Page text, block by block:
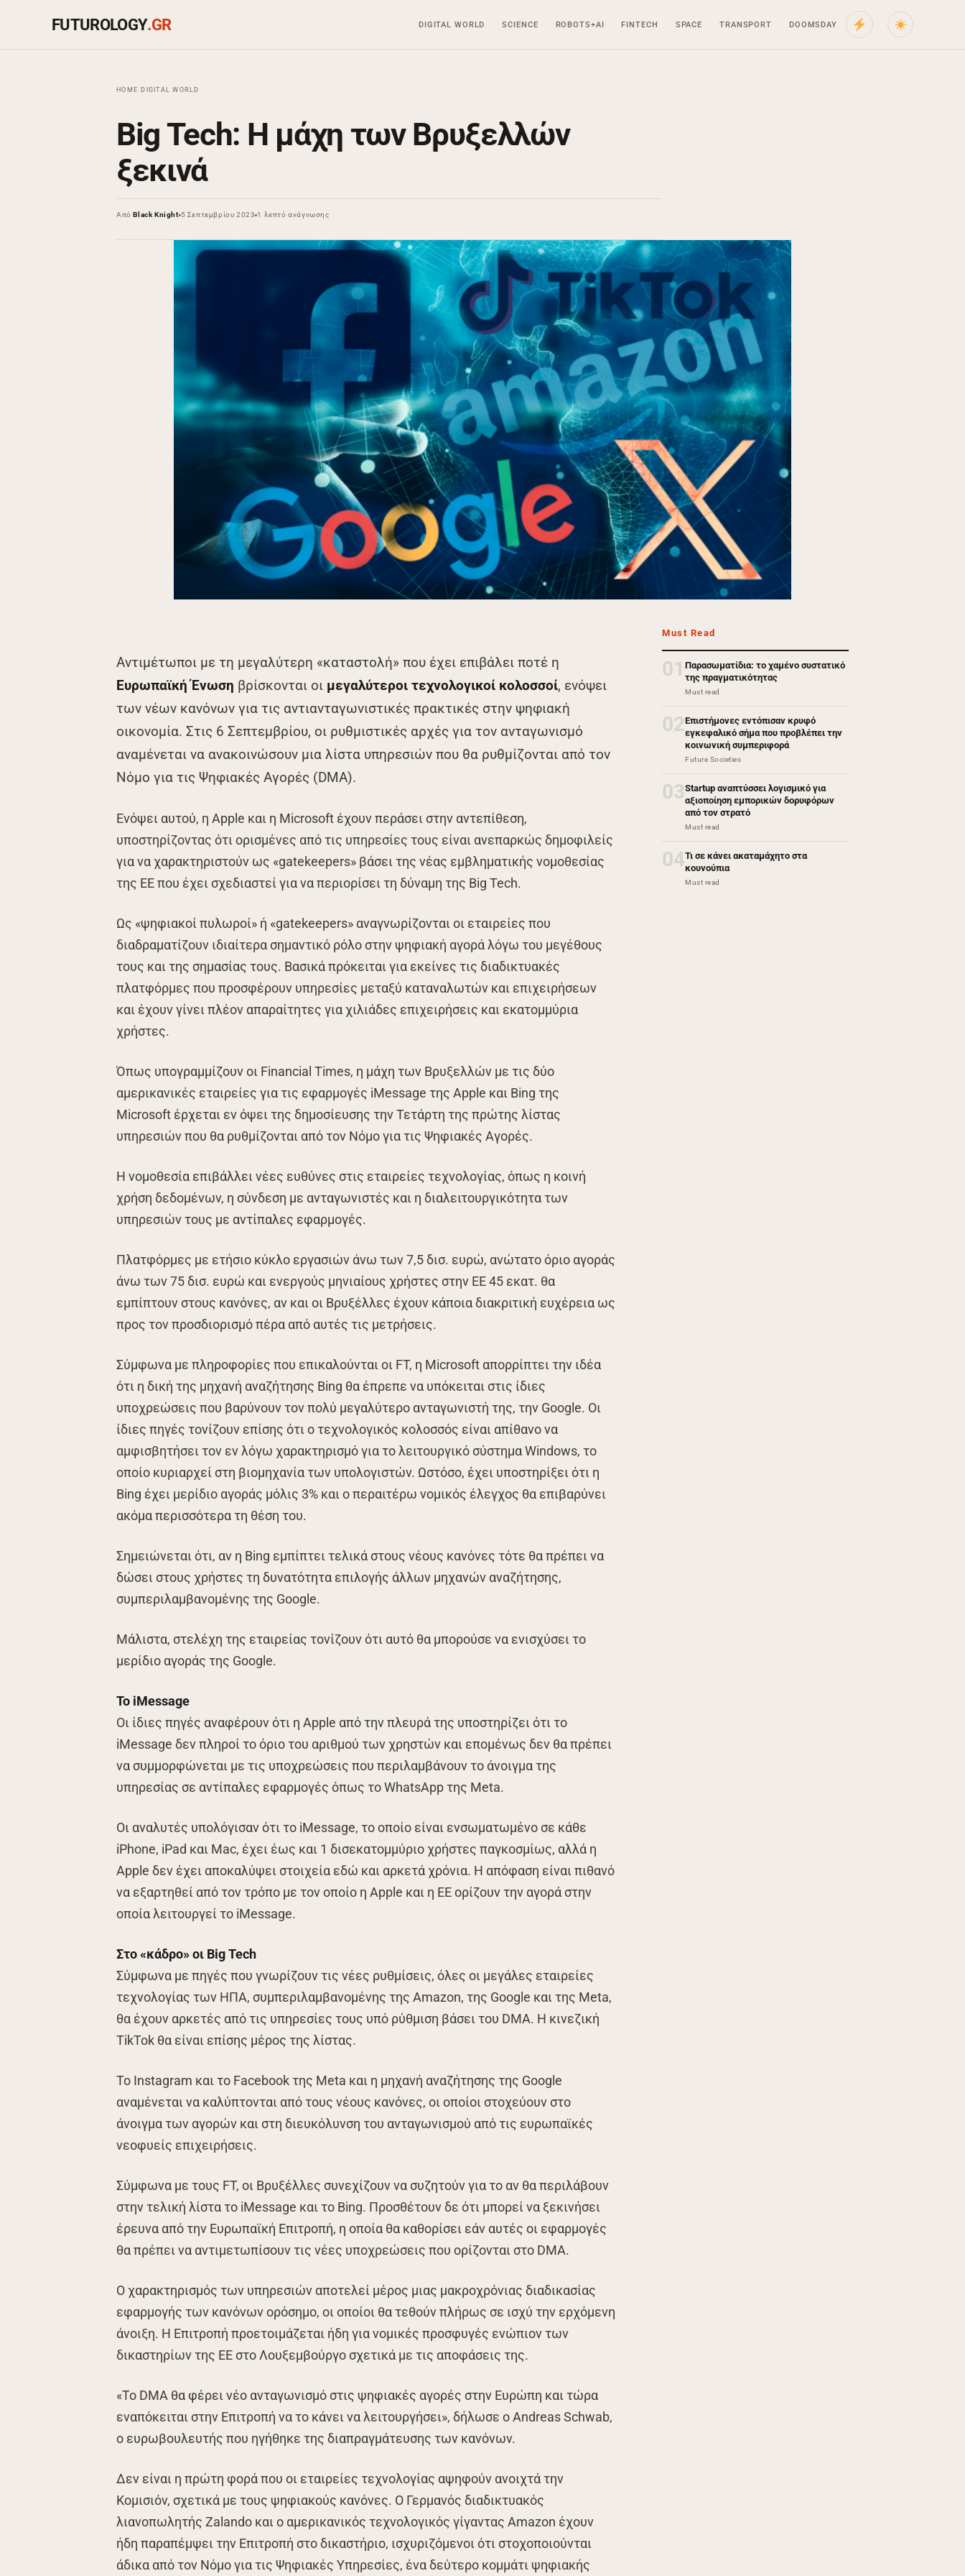
FUTUROLOGY.GR DIGITAL WORLD SCIENCE ROBOTS+AI FINTECH SPACE TRANSPORT DOOMSDAY
HOME DIGITAL WORLD
Big Tech: Η μάχη των Βρυξελλών
ξεκινά
Από Black Knight 5 Σεπτεμβρίου 2023 1 λεπτό ανάγνωσης
Αντιμέτωποι με τη μεγαλύτερη «καταστολή» που έχει επιβάλει ποτέ η
Ευρωπαϊκή Ένωση βρίσκονται οι μεγαλύτεροι τεχνολογικοί κολοσσοί, ενόψει
των νέων κανόνων για τις αντιανταγωνιστικές πρακτικές στην ψηφιακή
οικονομία. Στις 6 Σεπτεμβρίου, οι ρυθμιστικές αρχές για τον ανταγωνισμό
αναμένεται να ανακοινώσουν μια λίστα υπηρεσιών που θα ρυθμίζονται από τον
Νόμο για τις Ψηφιακές Αγορές (DMA).
Ενόψει αυτού, η Apple και η Microsoft έχουν περάσει στην αντεπίθεση,
υποστηρίζοντας ότι ορισμένες από τις υπηρεσίες τους είναι ανεπαρκώς δημοφιλείς
για να χαρακτηριστούν ως «gatekeepers» βάσει της νέας εμβληματικής νομοθεσίας
της ΕΕ που έχει σχεδιαστεί για να περιορίσει τη δύναμη της Big Tech.
Ως «ψηφιακοί πυλωροί» ή «gatekeepers» αναγνωρίζονται οι εταιρείες που
διαδραματίζουν ιδιαίτερα σημαντικό ρόλο στην ψηφιακή αγορά λόγω του μεγέθους
τους και της σημασίας τους. Βασικά πρόκειται για εκείνες τις διαδικτυακές
πλατφόρμες που προσφέρουν υπηρεσίες μεταξύ καταναλωτών και επιχειρήσεων
και έχουν γίνει πλέον απαραίτητες για χιλιάδες επιχειρήσεις και εκατομμύρια
χρήστες.
Όπως υπογραμμίζουν οι Financial Times, η μάχη των Βρυξελλών με τις δύο
αμερικανικές εταιρείες για τις εφαρμογές iMessage της Apple και Bing της
Microsoft έρχεται εν όψει της δημοσίευσης την Τετάρτη της πρώτης λίστας
υπηρεσιών που θα ρυθμίζονται από τον Νόμο για τις Ψηφιακές Αγορές.
Η νομοθεσία επιβάλλει νέες ευθύνες στις εταιρείες τεχνολογίας, όπως η κοινή
χρήση δεδομένων, η σύνδεση με ανταγωνιστές και η διαλειτουργικότητα των
υπηρεσιών τους με αντίπαλες εφαρμογές.
Πλατφόρμες με ετήσιο κύκλο εργασιών άνω των 7,5 δισ. ευρώ, ανώτατο όριο αγοράς
άνω των 75 δισ. ευρώ και ενεργούς μηνιαίους χρήστες στην ΕΕ 45 εκατ. θα
εμπίπτουν στους κανόνες, αν και οι Βρυξέλλες έχουν κάποια διακριτική ευχέρεια ως
προς τον προσδιορισμό πέρα από αυτές τις μετρήσεις.
Σύμφωνα με πληροφορίες που επικαλούνται οι FT, η Microsoft απορρίπτει την ιδέα
ότι η δική της μηχανή αναζήτησης Bing θα έπρεπε να υπόκειται στις ίδιες
υποχρεώσεις που βαρύνουν τον πολύ μεγαλύτερο ανταγωνιστή της, την Google. Οι
ίδιες πηγές τονίζουν επίσης ότι ο τεχνολογικός κολοσσός είναι απίθανο να
αμφισβητήσει τον εν λόγω χαρακτηρισμό για το λειτουργικό σύστημα Windows, το
οποίο κυριαρχεί στη βιομηχανία των υπολογιστών. Ωστόσο, έχει υποστηρίξει ότι η
Bing έχει μερίδιο αγοράς μόλις 3% και ο περαιτέρω νομικός έλεγχος θα επιβαρύνει
ακόμα περισσότερα τη θέση του.
Σημειώνεται ότι, αν η Bing εμπίπτει τελικά στους νέους κανόνες τότε θα πρέπει να
δώσει στους χρήστες τη δυνατότητα επιλογής άλλων μηχανών αναζήτησης,
συμπεριλαμβανομένης της Google.
Μάλιστα, στελέχη της εταιρείας τονίζουν ότι αυτό θα μπορούσε να ενισχύσει το
μερίδιο αγοράς της Google.
Το iMessage
Οι ίδιες πηγές αναφέρουν ότι η Apple από την πλευρά της υποστηρίζει ότι το
iMessage δεν πληροί το όριο του αριθμού των χρηστών και επομένως δεν θα πρέπει
να συμμορφώνεται με τις υποχρεώσεις που περιλαμβάνουν το άνοιγμα της
υπηρεσίας σε αντίπαλες εφαρμογές όπως το WhatsApp της Meta.
Οι αναλυτές υπολόγισαν ότι το iMessage, το οποίο είναι ενσωματωμένο σε κάθε
iPhone, iPad και Mac, έχει έως και 1 δισεκατομμύριο χρήστες παγκοσμίως, αλλά η
Apple δεν έχει αποκαλύψει στοιχεία εδώ και αρκετά χρόνια. Η απόφαση είναι πιθανό
να εξαρτηθεί από τον τρόπο με τον οποίο η Apple και η ΕΕ ορίζουν την αγορά στην
οποία λειτουργεί το iMessage.
Στο «κάδρο» οι Big Tech
Σύμφωνα με πηγές που γνωρίζουν τις νέες ρυθμίσεις, όλες οι μεγάλες εταιρείες
τεχνολογίας των ΗΠΑ, συμπεριλαμβανομένης της Amazon, της Google και της Meta,
θα έχουν αρκετές από τις υπηρεσίες τους υπό ρύθμιση βάσει του DMA. Η κινεζική
TikTok θα είναι επίσης μέρος της λίστας.
Το Instagram και το Facebook της Meta και η μηχανή αναζήτησης της Google
αναμένεται να καλύπτονται από τους νέους κανόνες, οι οποίοι στοχεύουν στο
άνοιγμα των αγορών και στη διευκόλυνση του ανταγωνισμού από τις ευρωπαϊκές
νεοφυείς επιχειρήσεις.
Σύμφωνα με τους FT, οι Βρυξέλλες συνεχίζουν να συζητούν για το αν θα περιλάβουν
στην τελική λίστα το iMessage και το Bing. Προσθέτουν δε ότι μπορεί να ξεκινήσει
έρευνα από την Ευρωπαϊκή Επιτροπή, η οποία θα καθορίσει εάν αυτές οι εφαρμογές
θα πρέπει να αντιμετωπίσουν τις νέες υποχρεώσεις που ορίζονται στο DMA.
Ο χαρακτηρισμός των υπηρεσιών αποτελεί μέρος μιας μακροχρόνιας διαδικασίας
εφαρμογής των κανόνων ορόσημο, οι οποίοι θα τεθούν πλήρως σε ισχύ την ερχόμενη
άνοιξη. Η Επιτροπή προετοιμάζεται ήδη για νομικές προσφυγές ενώπιον των
δικαστηρίων της ΕΕ στο Λουξεμβούργο σχετικά με τις αποφάσεις της.
«Το DMA θα φέρει νέο ανταγωνισμό στις ψηφιακές αγορές στην Ευρώπη και τώρα
εναπόκειται στην Επιτροπή να το κάνει να λειτουργήσει», δήλωσε ο Andreas Schwab,
ο ευρωβουλευτής που ηγήθηκε της διαπραγμάτευσης των κανόνων.
Δεν είναι η πρώτη φορά που οι εταιρείες τεχνολογίας αψηφούν ανοιχτά την
Κομισιόν, σχετικά με τους ψηφιακούς κανόνες. Ο Γερμανός διαδικτυακός
λιανοπωλητής Zalando και ο αμερικανικός τεχνολογικός γίγαντας Amazon έχουν
ήδη παραπέμψει την Επιτροπή στο δικαστήριο, ισχυριζόμενοι ότι στοχοποιούνται
άδικα από τον Νόμο για τις Ψηφιακές Υπηρεσίες, ένα δεύτερο κομμάτι ψηφιακής
Must Read
01 Παρασωματίδια: το χαμένο συστατικό
της πραγματικότητας
Must read
02Επιστήμονες εντόπισαν κρυφό
εγκεφαλικό σήμα που προβλέπει την
κοινωνική συμπεριφορά
Future Societies
03Startup αναπτύσσει λογισμικό για
αξιοποίηση εμπορικών δορυφόρων
από τον στρατό
Must read
04Τι σε κάνει ακαταμάχητο στα
κουνούπια
Must read